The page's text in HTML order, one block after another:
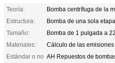
Teoría:
Bomba centrífuga de la
Estructura:
Bomba de una sola etapa
Tamaño:
Bomba de 1 pulgada a
Materiales:
Cálculo de las
Estándar o no AH Repuestos de